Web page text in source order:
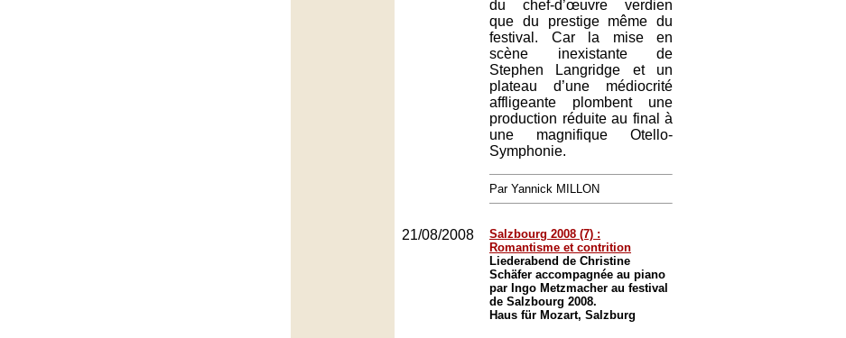
du chef-d’œuvre verdien
que du prestige même du
festival. Car la mise en
scène inexistante de
Stephen Langridge et un
plateau d’une médiocrité
affligeante plombent une
production réduite au final à
une magnifique Otello-
Symphonie.
Par Yannick MILLON
21/08/2008
Salzbourg 2008 (7) :
Romantisme et contrition
Liederabend de Christine
Schäfer accompagnée au piano
par Ingo Metzmacher au festival
de Salzbourg 2008.
Haus für Mozart, Salzburg